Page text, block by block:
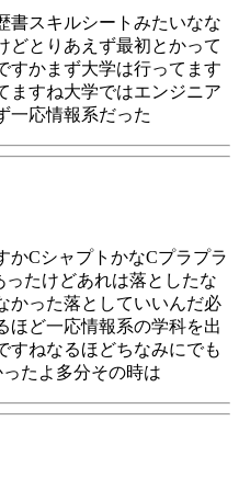
書スキルシートみたいなな
どとりあえず最初とかって
すかまず大学は行ってます
ますね大学ではエンジニア
一応情報系だった
かCシャプトかなCプラプラ
ったけどあれは落としたな
かった落としていいんだ必
ほど一応情報系の学科を出
すねなるほどちなみにでも
たよ多分その時は